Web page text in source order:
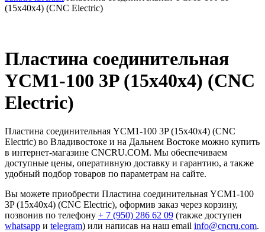
(15х40х4) (CNC Electric)
Пластина соединительная
YCM1-100 3P (15х40х4) (CNC
Electric)
Пластина соединительная YCM1-100 3P (15х40х4) (CNC
Electric) во Владивостоке и на Дальнем Востоке можно купить
в интернет-магазине CNCRU.COM. Мы обеспечиваем
доступные цены, оперативную доставку и гарантию, а также
удобный подбор товаров по параметрам на сайте.
Вы можете приобрести Пластина соединительная YCM1-100
3P (15х40х4) (CNC Electric), оформив заказ через корзину,
позвонив по телефону + 7 (950) 286 62 09 (также доступен
whatsapp и telegram) или написав на наш email info@cncru.com.